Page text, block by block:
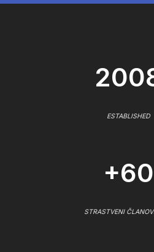
ESTABLISHED
+60
STRASTVENI